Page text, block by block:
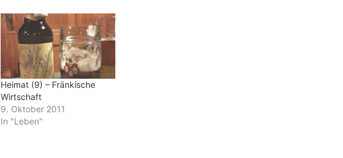
Heimat (9) – Fränkische
Wirtschaft
9. Oktober 2011
In "Leben"